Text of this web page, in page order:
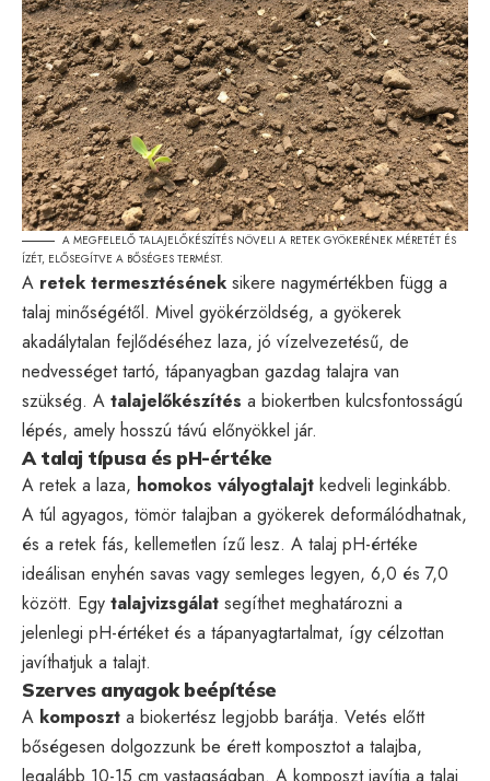
A MEGFELELŐ TALAJELŐKÉSZÍTÉS NÖVELI A RETEK GYÖKERÉNEK MÉRETÉT ÉS
ÍZÉT, ELŐSEGÍTVE A BŐSÉGES TERMÉST.
A retek termesztésének sikere nagymértékben függ a
talaj minőségétől. Mivel gyökérzöldség, a gyökerek
akadálytalan fejlődéséhez laza, jó vízelvezetésű, de
nedvességet tartó, tápanyagban gazdag talajra van
szükség. A talajelőkészítés a biokertben kulcsfontosságú
lépés, amely hosszú távú előnyökkel jár.
A talaj típusa és pH-értéke
A retek a laza, homokos vályogtalajt kedveli leginkább.
A túl agyagos, tömör talajban a gyökerek deformálódhatnak,
és a retek fás, kellemetlen ízű lesz. A talaj pH-értéke
ideálisan enyhén savas vagy semleges legyen, 6,0 és 7,0
között. Egy talajvizsgálat segíthet meghatározni a
jelenlegi pH-értéket és a tápanyagtartalmat, így célzottan
javíthatjuk a talajt.
Szerves anyagok beépítése
A komposzt a biokertész legjobb barátja. Vetés előtt
bőségesen dolgozzunk be érett komposztot a talajba,
legalább 10-15 cm vastagságban. A komposzt javítja a talaj